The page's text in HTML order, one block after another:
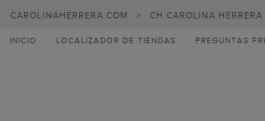
CAROLINAHERRERA.COM > CH CAROLINA HERRERA
INICIO LOCALIZADOR DE TIENDAS PREGUNTAS